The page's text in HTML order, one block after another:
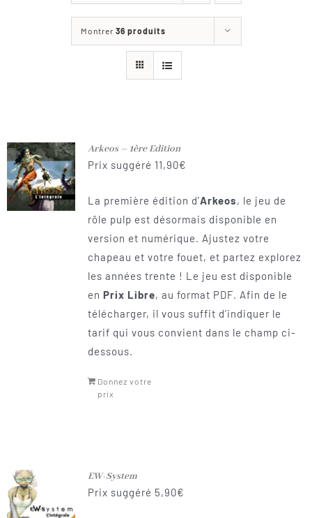
Contact
Montrer 36 produits
Arkeos – 1ère Edition
Prix suggéré 11,90€
La première édition d’Arkeos, le jeu de
rôle pulp est désormais disponible en
version et numérique. Ajustez votre
chapeau et votre fouet, et partez explorez
les années trente ! Le jeu est disponible
en Prix Libre, au format PDF. Afin de le
télécharger, il vous suffit d’indiquer le
tarif qui vous convient dans le champ ci-
dessous.
Donnez votre
prix
EW-System
Prix suggéré 5,90€